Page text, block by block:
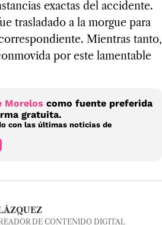
exactas del accidente.
trasladado a la morgue para
Mientras tanto,
por este lamentable
Morelos como fuente preferida
gratuita.
con las últimas noticias de
DE CONTENIDO DIGITAL